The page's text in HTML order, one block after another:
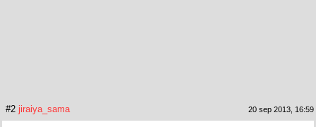
#2 jiraiya_sama 20 sep 2013, 16:59